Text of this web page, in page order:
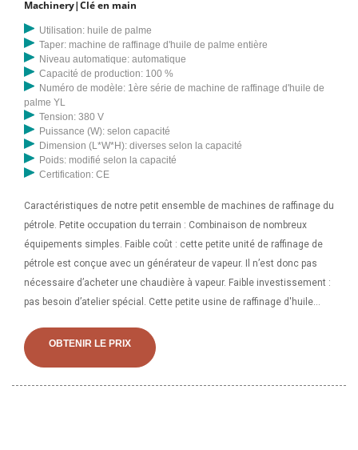
Machinery|Clé en main
Utilisation: huile de palme
Taper: machine de raffinage d'huile de palme entière
Niveau automatique: automatique
Capacité de production: 100 %
Numéro de modèle: 1ère série de machine de raffinage d'huile de
palme YL
Tension: 380 V
Puissance (W): selon capacité
Dimension (L*W*H): diverses selon la capacité
Poids: modifié selon la capacité
Certification: CE
Caractéristiques de notre petit ensemble de machines de raffinage du
pétrole. Petite occupation du terrain : Combinaison de nombreux
équipements simples. Faible coût : cette petite unité de raffinage de
pétrole est conçue avec un générateur de vapeur. Il n’est donc pas
nécessaire d’acheter une chaudière à vapeur. Faible investissement :
pas besoin d’atelier spécial. Cette petite usine de raffinage d'huile
raffinerie d'huile de palmiste comprend tous les systèmes
nécessaires avec les machines et les navires qui font partie
OBTENIR LE PRIX